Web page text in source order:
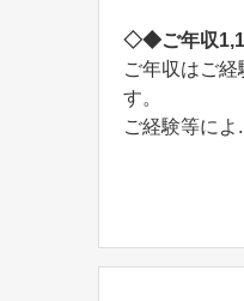
◇◆ご年収
ご年収はご
す。
ご経験等によ